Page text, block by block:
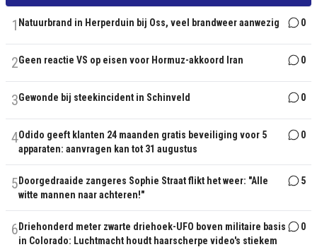
1 Natuurbrand in Herperduin bij Oss, veel brandweer aanwezig 0
2Geen reactie VS op eisen voor Hormuz-akkoord Iran 0
3Gewonde bij steekincident in Schinveld 0
4Odido geeft klanten 24 maanden gratis beveiliging voor 5
apparaten: aanvragen kan tot 31 augustus
0
5 Doorgedraaide zangeres Sophie Straat flikt het weer: "Alle
witte mannen naar achteren!"
5
6 Driehonderd meter zwarte driehoek-UFO boven militaire basis
in Colorado: Luchtmacht houdt haarscherpe video's stiekem
0